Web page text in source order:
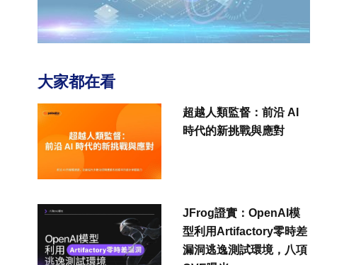
大家都在看
超越人類監督：前沿 AI
時代的新挑戰與應對
JFrog證實：OpenAI模
型利用Artifactory零時差
漏洞逃逸測試環境，八項